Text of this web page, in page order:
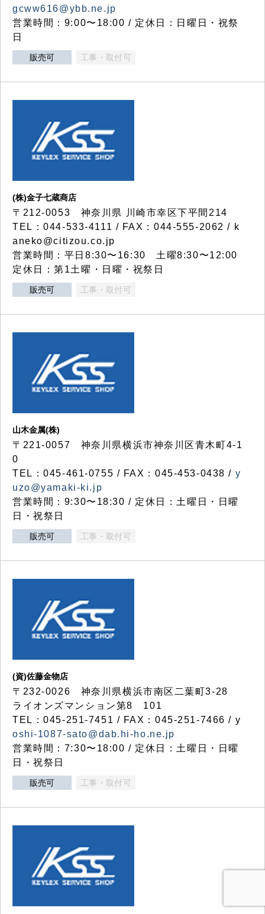
gcww616@ybb.ne.jp
営業時間：9:00〜18:00 / 定休日：日曜日・祝祭
日
販売可 工事・取付可
(株)金子七蔵商店
〒212-0053 神奈川県 川崎市幸区下平間214
TEL：044-533-4111 / FAX：044-555-2062 / k
aneko@citizou.co.jp
営業時間：平日8:30〜16:30 土曜8:30〜12:00
定休日：第1土曜・日曜・祝祭日
販売可 工事・取付可
山木金属(株)
〒221-0057 神奈川県横浜市神奈川区青木町4-1
0
TEL：045-461-0755 / FAX：045-453-0438 / y
uzo@yamaki-ki.jp
営業時間：9:30〜18:30 / 定休日：土曜日・日曜
日・祝祭日
販売可 工事・取付可
(資)佐藤金物店
〒232-0026 神奈川県横浜市南区二葉町3-28
ライオンズマンション第8 101
TEL：045-251-7451 / FAX：045-251-7466 / y
oshi-1087-sato@dab.hi-ho.ne.jp
営業時間：7:30〜18:00 / 定休日：土曜日・日曜
日・祝祭日
販売可 工事・取付可